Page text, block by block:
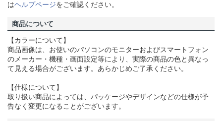
はヘルプページをご確認ください。
商品について
【カラーについて】
商品画像は、お使いのパソコンのモニターおよびスマートフォン
のメーカー・機種・画面設定等により、実際の商品の色と異なっ
て見える場合がございます。あらかじめご了承ください。
【仕様について】
取り扱い商品によっては、パッケージやデザインなどの仕様が予
告なく変更になることがございます。